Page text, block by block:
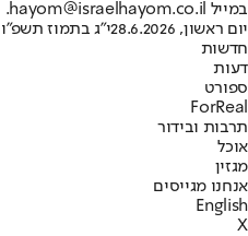
במייל hayom@israelhayom.co.il.
יום ראשון, 28.6.2026
י"ג בתמוז תשפ"ו
חדשות
דעות
ספורט
ForReal
תרבות ובידור
אוכל
מגזין
אנחנו מגייסים
English
X